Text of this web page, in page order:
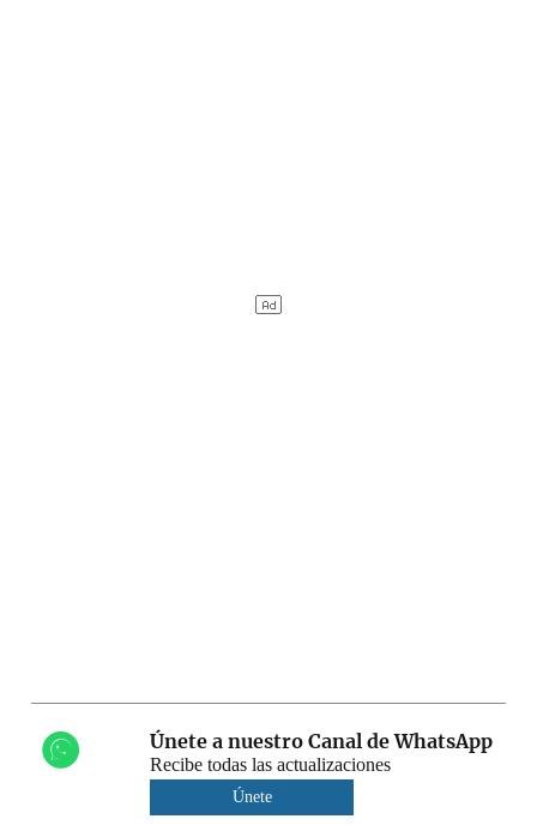
Únete a nuestro Canal de WhatsApp
Recibe todas las actualizaciones
Únete